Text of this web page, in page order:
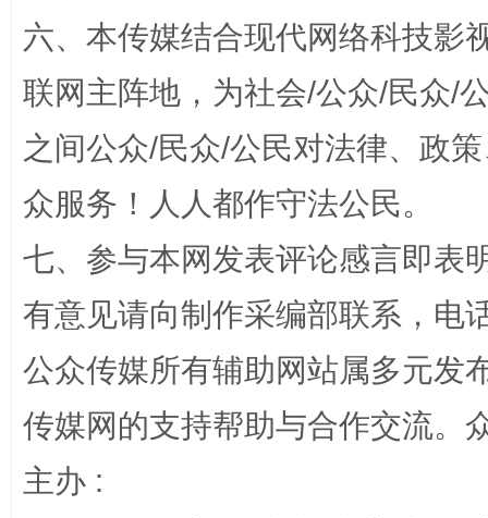
扯下公款旅游的“隐身衣” 如何以
完善运行机制助力责任有效落实
六、本传媒结合现代网络科技影
联网主阵地，为社会/公众/民众/
之间公众/民众/公民对法律、政
众服务！人人都作守法公民。
七、参与本网发表评论感言即表
有意见请向制作采编部联系，电
公众传媒所有辅助网站属多元发
传媒网的支持帮助与合作交流。
主办 :